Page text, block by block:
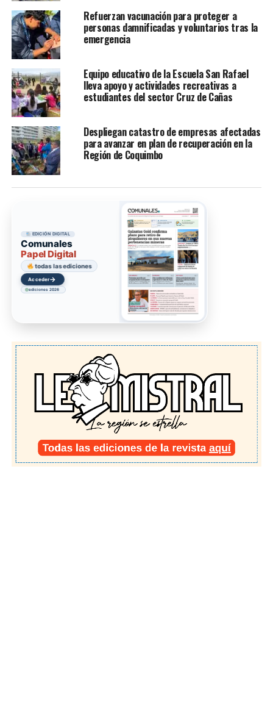
Refuerzan vacunación para proteger a
personas damnificadas y voluntarios tras la
emergencia
Equipo educativo de la Escuela San Rafael
lleva apoyo y actividades recreativas a
estudiantes del sector Cruz de Cañas
Despliegan catastro de empresas afectadas
para avanzar en plan de recuperación en la
Región de Coquimbo
EDICIÓN DIGITAL
Comunales
Papel Digital
todas las ediciones
Acceder→
ediciones 2026